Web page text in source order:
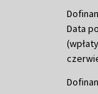
Data